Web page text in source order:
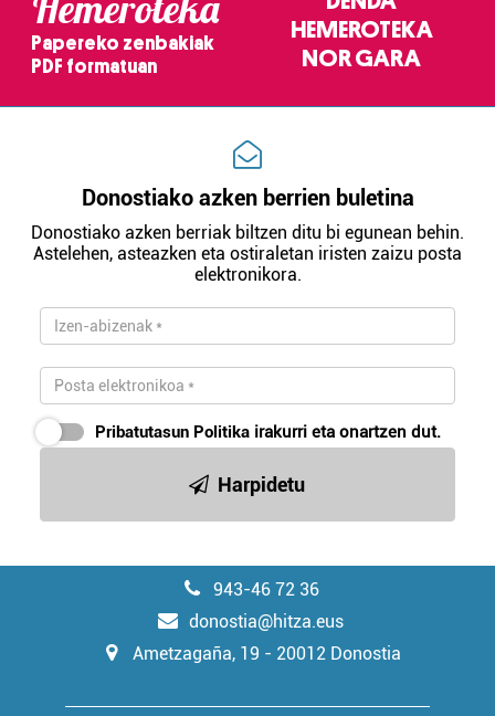
erabiltzeko baimen esplizitua ematen diguzu.Gehiago
irakurri
Papereko zenbakiak
PDF formatuan
HEMEROTEKA
NOR GARA
Donostiako azken berrien buletina
Donostiako azken berriak biltzen ditu bi egunean behin.
Astelehen, asteazken eta ostiraletan iristen zaizu posta
elektronikora.
Pribatutasun Politika irakurri eta onartzen dut.
Harpidetu
943-46 72 36
donostia@hitza.eus
Ametzagaña, 19 - 20012 Donostia